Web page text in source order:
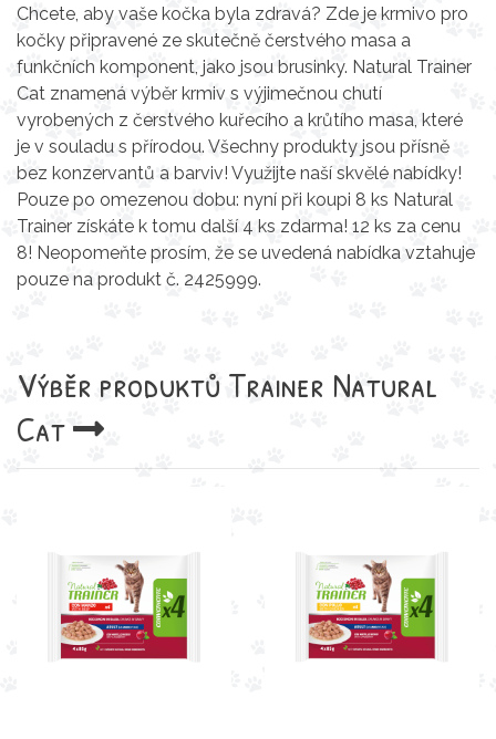
Chcete, aby vaše kočka byla zdravá? Zde je krmivo pro
kočky připravené ze skutečně čerstvého masa a
funkčních komponent, jako jsou brusinky. Natural Trainer
Cat znamená výběr krmiv s výjimečnou chutí
vyrobených z čerstvého kuřecího a krůtího masa, které
je v souladu s přírodou. Všechny produkty jsou přísně
bez konzervantů a barviv! Využijte naší skvělé nabídky!
Pouze po omezenou dobu: nyní při koupi 8 ks Natural
Trainer získáte k tomu další 4 ks zdarma! 12 ks za cenu
8! Neopomeňte prosím, že se uvedená nabídka vztahuje
pouze na produkt č. 2425999.
Výběr produktů Trainer Natural
Cat